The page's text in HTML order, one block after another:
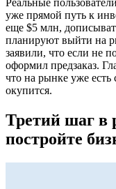
уже прямой путь к
еще $5 млн,
планируют выйти на
заявили, что если не
оформил предзаказ.
что на рынке уже есть
окупится.
Третий шаг в
постройте